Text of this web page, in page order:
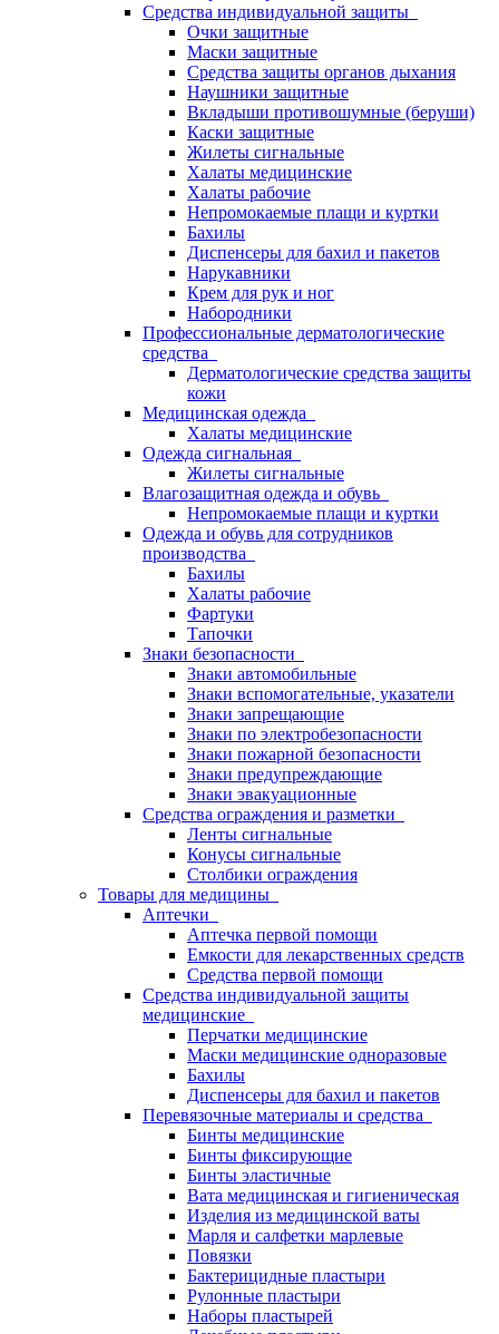
Средства индивидуальной защиты
Очки защитные
Маски защитные
Средства защиты органов дыхания
Наушники защитные
Вкладыши противошумные (беруши)
Каски защитные
Жилеты сигнальные
Халаты медицинские
Халаты рабочие
Непромокаемые плащи и куртки
Бахилы
Диспенсеры для бахил и пакетов
Нарукавники
Крем для рук и ног
Набородники
Профессиональные дерматологические
средства
Дерматологические средства защиты
кожи
Медицинская одежда
Халаты медицинские
Одежда сигнальная
Жилеты сигнальные
Влагозащитная одежда и обувь
Непромокаемые плащи и куртки
Одежда и обувь для сотрудников
производства
Бахилы
Халаты рабочие
Фартуки
Тапочки
Знаки безопасности
Знаки автомобильные
Знаки вспомогательные, указатели
Знаки запрещающие
Знаки по электробезопасности
Знаки пожарной безопасности
Знаки предупреждающие
Знаки эвакуационные
Средства ограждения и разметки
Ленты сигнальные
Конусы сигнальные
Столбики ограждения
Товары для медицины
Аптечки
Аптечка первой помощи
Емкости для лекарственных средств
Средства первой помощи
Средства индивидуальной защиты
медицинские
Перчатки медицинские
Маски медицинские одноразовые
Бахилы
Диспенсеры для бахил и пакетов
Перевязочные материалы и средства
Бинты медицинские
Бинты фиксирующие
Бинты эластичные
Вата медицинская и гигиеническая
Изделия из медицинской ваты
Марля и салфетки марлевые
Повязки
Бактерицидные пластыри
Рулонные пластыри
Наборы пластырей